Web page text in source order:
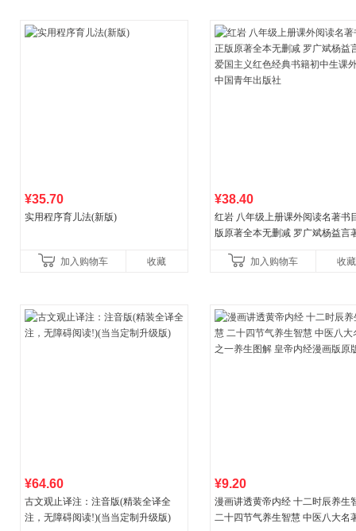
¥35.70
实用程序育儿法(新版)
加入购物车 收藏
¥38.40
红岩 八年级上册课外阅读名著书
版原著全本无删减 罗广斌杨益言
国青年出版社加入购物车 收藏
¥64.60
古文观止译注：注音版(精装全译全
注，无障碍阅读!)(当当定制升级版)
¥9.20
漫画讲透黄帝内经 十二时辰养生
二十四节气养生智慧 中医八大名